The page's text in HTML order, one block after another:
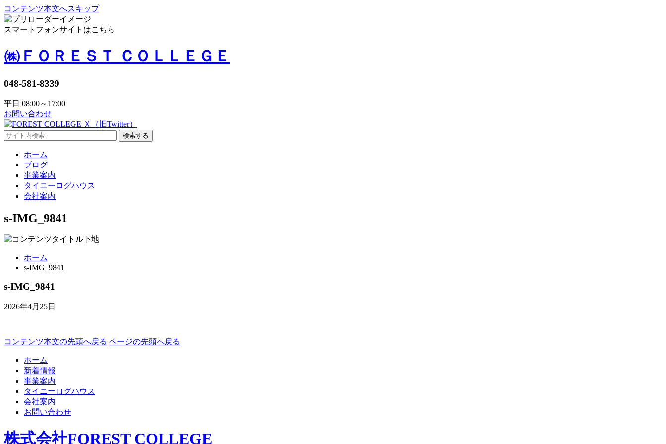
コンテンツ本文へスキップ
スマートフォンサイトはこちら
㈱ＦＯＲＥＳＴ ＣＯＬＬＥＧＥ
048-581-8339
平日 08:00～17:00
お問い合わせ
検索する
ホーム
ブログ
事業案内
タイニーログハウス
会社案内
s-IMG_9841
ホーム
s-IMG_9841
s-IMG_9841
2026年4月25日
コンテンツ本文の先頭へ戻る ページの先頭へ戻る
ホーム
新着情報
事業案内
タイニーログハウス
会社案内
お問い合わせ
株式会社FOREST COLLEGE